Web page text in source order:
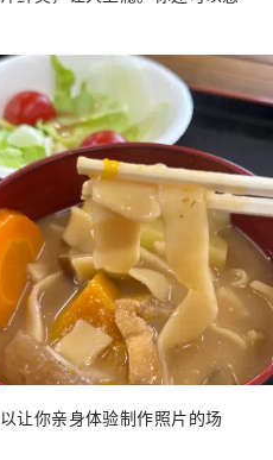
让你亲身体验制作照片的场